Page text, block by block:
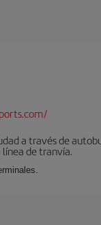
a través de
de tranvía.